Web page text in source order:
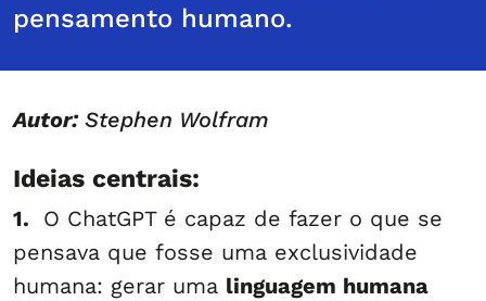
pensamento humano.
Autor: Stephen Wolfram
Ideias centrais:
1.
O ChatGPT é capaz de fazer o que se
pensava que fosse uma exclusividade
humana: gerar uma linguagem humana